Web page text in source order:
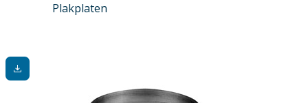
Plakplaten